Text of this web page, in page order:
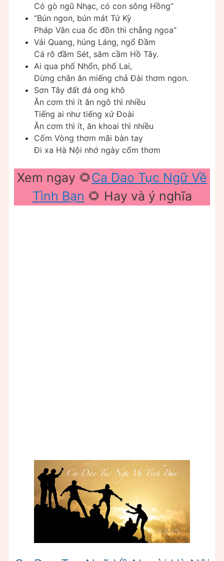
Có gò ngũ Nhạc, có con sông Hồng”
“Bún ngon, bún mát Tứ Kỳ
Pháp Vân cua ốc đồn thì chẳng ngoa”
Vải Quang, húng Láng, ngổ Đầm
Cá rô đầm Sét, sâm cầm Hồ Tây.
Ai qua phố Nhổn, phố Lai,
Dừng chân ăn miếng chả Đài thơm ngon.
Sơn Tây đất đá ong khô
Ăn cơm thì ít ăn ngô thì nhiều
Tiếng ai như tiếng xứ Đoài
Ăn cơm thì ít, ăn khoai thì nhiều
Cốm Vòng thơm mãi bàn tay
Đi xa Hà Nội nhớ ngày cốm thơm
Xem ngay 🌻Ca Dao Tục Ngữ Về
Tình Bạn 🌻 Hay và ý nghĩa